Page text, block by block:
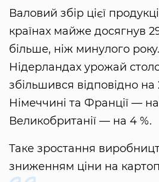
Валовий збір цієї
країнах майже досягнув
більше, ніж минулого року.
Нідерландах урожай
збільшився відповідно на
Німеччині та Франції — на
Великобританії — на 4 %.
Таке зростання
зниженням ціни на